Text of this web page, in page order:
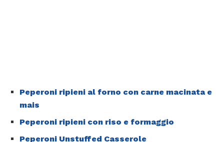
Peperoni ripieni al forno con carne macinata e
mais
Peperoni ripieni con riso e formaggio
Peperoni Unstuffed Casserole